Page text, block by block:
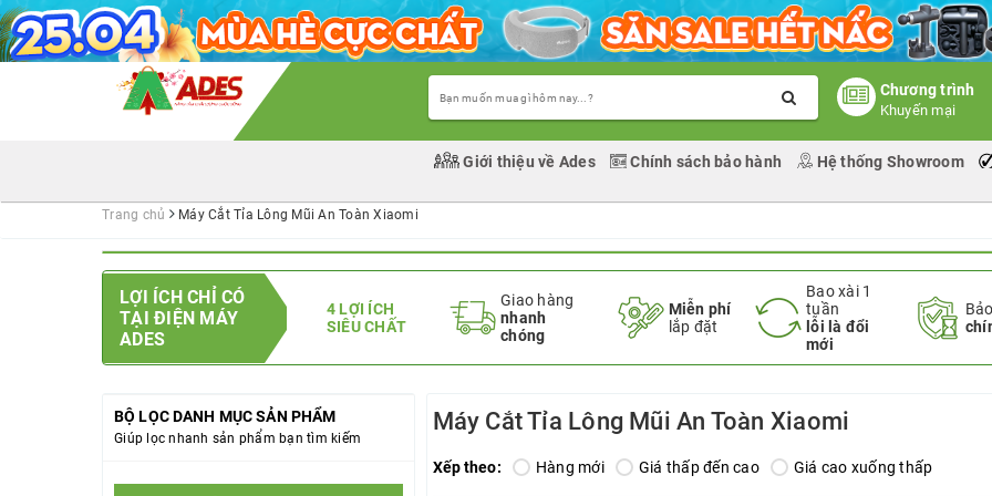
Chương trình
Khuyến mại
Giới thiệu về Ades Chính sách bảo hành Hệ thống Showroom
Trang chủ Máy Cắt Tỉa Lông Mũi An Toàn Xiaomi
LỢI ÍCH CHỈ CÓ
TẠI ĐIỆN MÁY
ADES
4 LỢI ÍCH
SIÊU CHẤT
Giao hàng
nhanh
chóng
Miễn phí
lắp đặt
Bao xài 1
tuần
lỗi là đổi
mới
BỘ LỌC DANH MỤC SẢN PHẨM
Giúp lọc nhanh sản phẩm bạn tìm kiếm
Máy Cắt Tỉa Lông Mũi An Toàn Xiaomi
Xếp theo: Hàng mới Giá thấp đến cao Giá cao xuống thấp